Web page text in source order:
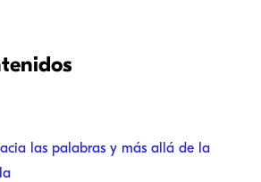
las palabras y más allá de la